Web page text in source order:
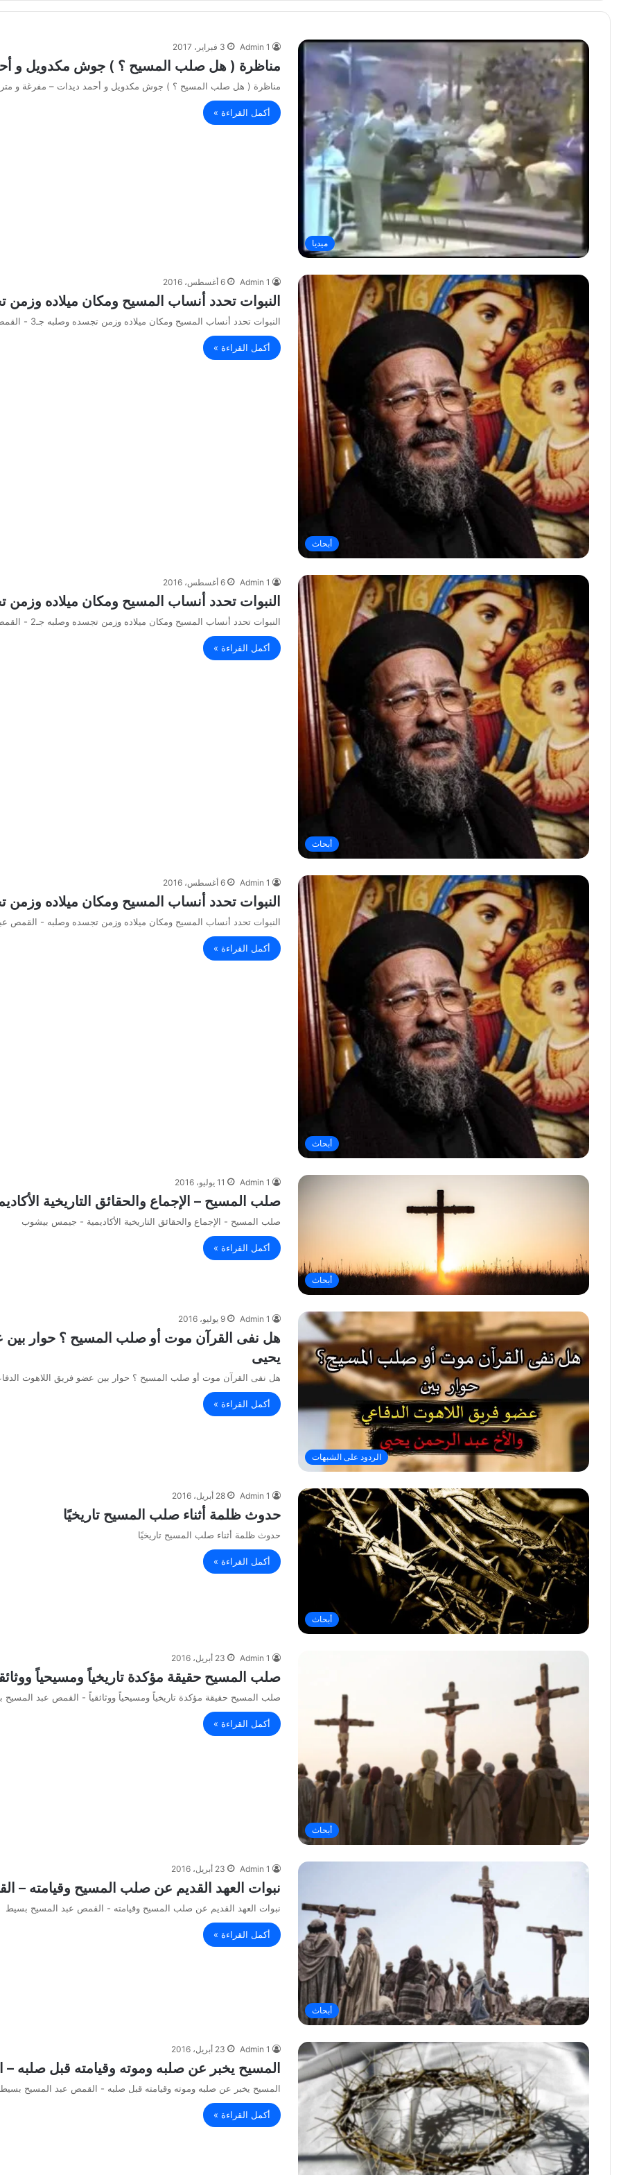
ميديا
Admin 1 3 فبراير، 2017
مناظرة ( هل صلب المسيح ؟ ) جوش مكدويل و
مناظرة ( هل صلب المسيح ؟ ) جوش مكدويل و أحمد ديدات – مفرغة و
أكمل القراءة »
أبحاث
Admin 1 6 أغسطس، 2016
النبوات تحدد أنساب المسيح ومكان ميلاده وزمن تجسده وصلبه جـ3 –
النبوات تحدد أنساب المسيح ومكان ميلاده وزمن تجسده وصلبه جـ3 - القمص عبد المسيح بسيط
أكمل القراءة »
أبحاث
Admin 1 6 أغسطس، 2016
النبوات تحدد أنساب المسيح ومكان ميلاده وزمن تجسده وصلبه جـ2 –
النبوات تحدد أنساب المسيح ومكان ميلاده وزمن تجسده وصلبه جـ2 - القمص عبد المسيح بسيط
أكمل القراءة »
أبحاث
Admin 1 6 أغسطس، 2016
النبوات تحدد أنساب المسيح ومكان ميلاده
النبوات تحدد أنساب المسيح ومكان ميلاده وزمن تجسده وصلبه - القمص
أكمل القراءة »
أبحاث
Admin 1 11 يوليو، 2016
صلب المسيح – الإجماع والحقائق التاريخية
صلب المسيح - الإجماع والحقائق التاريخية الأكاديمية - جيمس بيشوب
أكمل القراءة »
الردود على الشبهات
Admin 1 9 يوليو، 2016
هل نفى القرآن موت أو صلب المسيح ؟ حوار بين
يحيى
هل نفى القرآن موت أو صلب المسيح ؟ حوار بين عضو فريق اللاهوت
أكمل القراءة »
أبحاث
Admin 1 28 أبريل، 2016
حدوث ظلمة أثناء صلب المسيح تاريخيًا
حدوث ظلمة أثناء صلب المسيح تاريخيًا
أكمل القراءة »
أبحاث
Admin 1 23 أبريل، 2016
صلب المسيح حقيقة مؤكدة تاريخياً ومسيحياً
صلب المسيح حقيقة مؤكدة تاريخياً ومسيحياً ووثائقياً - القمص عبد
أكمل القراءة »
أبحاث
Admin 1 23 أبريل، 2016
نبوات العهد القديم عن صلب المسيح وقيامته –
نبوات العهد القديم عن صلب المسيح وقيامته - القمص عبد المسيح بسيط
أكمل القراءة »
Admin 1 23 أبريل، 2016
المسيح يخبر عن صلبه وموته وقيامته قبل صلبه
المسيح يخبر عن صلبه وموته وقيامته قبل صلبه - القمص عبد المسيح بسيط
أكمل القراءة »